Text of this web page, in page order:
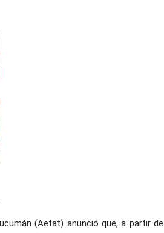
(Aetat) anunció que, a partir de